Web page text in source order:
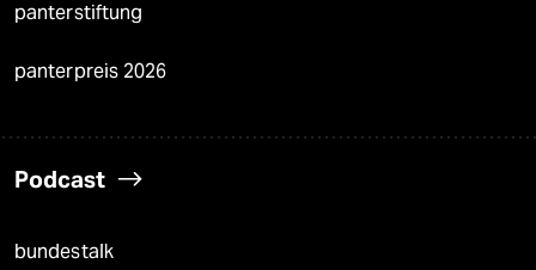
panterstiftung
panterpreis 2026
Podcast
bundestalk